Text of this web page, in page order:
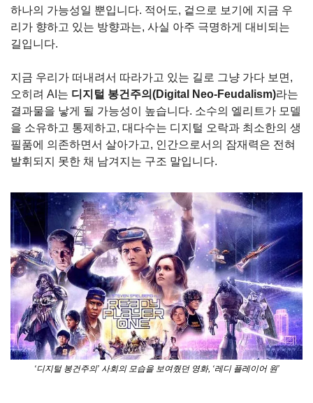
하나의 가능성일 뿐입니다. 적어도, 겉으로 보기에 지금 우
리가 향하고 있는 방향과는, 사실 아주 극명하게 대비되는
길입니다.
지금 우리가 떠내려서 따라가고 있는 길로 그냥 가다 보면,
오히려 AI는 디지털 봉건주의(Digital Neo-Feudalism)라는
결과물을 낳게 될 가능성이 높습니다. 소수의 엘리트가 모델
을 소유하고 통제하고, 대다수는 디지털 오락과 최소한의 생
필품에 의존하면서 살아가고, 인간으로서의 잠재력은 전혀
발휘되지 못한 채 남겨지는 구조 말입니다.
‘디지털 봉건주의’ 사회의 모습을 보여줬던 영화, ‘레디 플레이어 원’